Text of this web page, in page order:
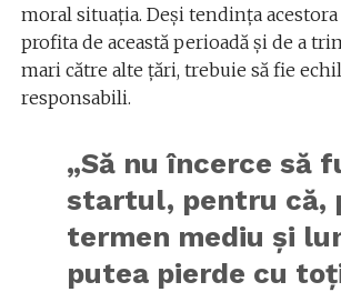
moral situația. Deși tendința acestora
profita de această perioadă și de a
mari către alte țări, trebuie să fie
responsabili.
„Să nu încerce să
startul, pentru că,
termen mediu şi
putea pierde cu